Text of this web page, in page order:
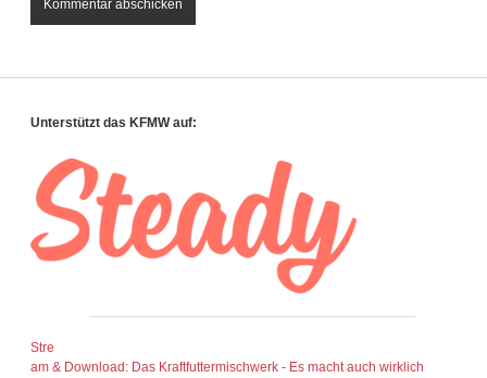
Sidebar
Unterstützt das KFMW auf:
Stre
am & Download: Das Kraftfuttermischwerk - Es macht auch wirklich